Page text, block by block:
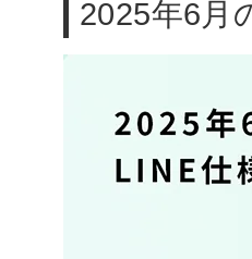
2025年6月